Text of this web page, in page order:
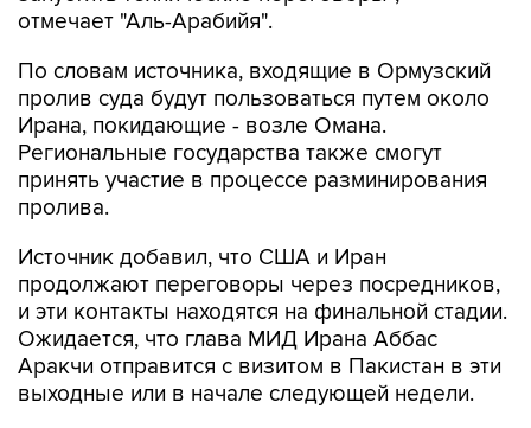
Москва. 6 августа. INTERFAX.RU - Иран и Оман
через Ормузский пролив, он будет
действовать 60 дней, сообщает в четверг
"Аль-Арабийя" со ссылкой на источник.
"О соглашении по открытию Ормузского
пролива могут объявить в течение
что соглашение Тегерана и Маската все еще
требует одобрения Высшего совета
национальной безопасности Ирана", -
информирует телеканал.
"Источник продолжил, что предложенное